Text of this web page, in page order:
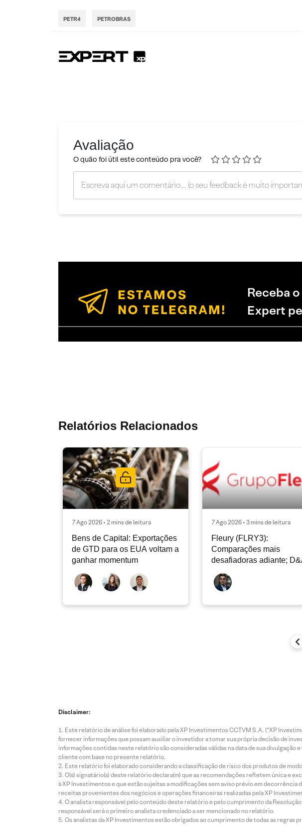
PETR4 PETROBRAS
Avaliação
O quão foi útil este conteúdo pra você?
Receba
Expert
Relatórios Relacionados
7 Ago 2026 • 2 mins de leitura
Bens de Capital: Exportações
de GTD para os EUA voltam a
ganhar momentum
7 Ago 2026 • 3 mins de leitura
Fleury (FLRY3):
Comparações mais
desafiadoras adiante;
deve permanecer nos
atuais
Disclaimer:
Este relatório de análise foi elaborado pela XP Investimentos CCTVM S.A. (“XP
fornecer informações que possam auxiliar o investidor a tomar sua própria decisão de
informações contidas neste relatório são consideradas válidas na data de sua
cliente com base no presente relatório.
Este relatório foi elaborado considerando a classificação de risco dos produtos de
O(s) signatário(s) deste relatório declara(m) que as recomendações refletem única e
à XP Investimentos e que estão sujeitas a modificações sem aviso prévio em
receitas provenientes dos negócios e operações financeiras realizadas pela XP
O analista responsável pelo conteúdo deste relatório e pelo cumprimento da
responsável será o primeiro analista credenciado a ser mencionado no relatório.
Os analistas da XP Investimentos estão obrigados ao cumprimento de todas as regras